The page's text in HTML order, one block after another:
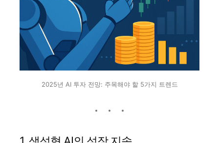
2025년 AI 투자 전망: 주목해야 할 5가지 트렌드